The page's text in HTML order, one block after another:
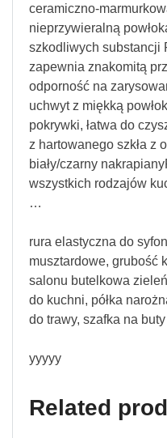
ceramiczno-
nieprzywieralną
szkodliwych substancji
zapewnia znakomitą
odporność na
uchwyt z miękką
pokrywki, łatwa do
z hartowanego szkła z
biały/czarny
wszystkich rodzajów
…
rura elastyczna do
musztardowe, grubość
salonu butelkowa
do kuchni, półka
do trawy, szafka na
yyyyy
Related